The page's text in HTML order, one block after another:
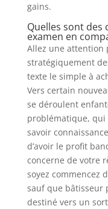
gains.
Quelles sont des
examen en
Allez une attention
stratégiquement
texte le simple à
Vers certain
se déroulent
problématique, qui
savoir
d’avoir le profit
concerne de votre
soyez commencez
sauf que bâtisseur
destiné vers un